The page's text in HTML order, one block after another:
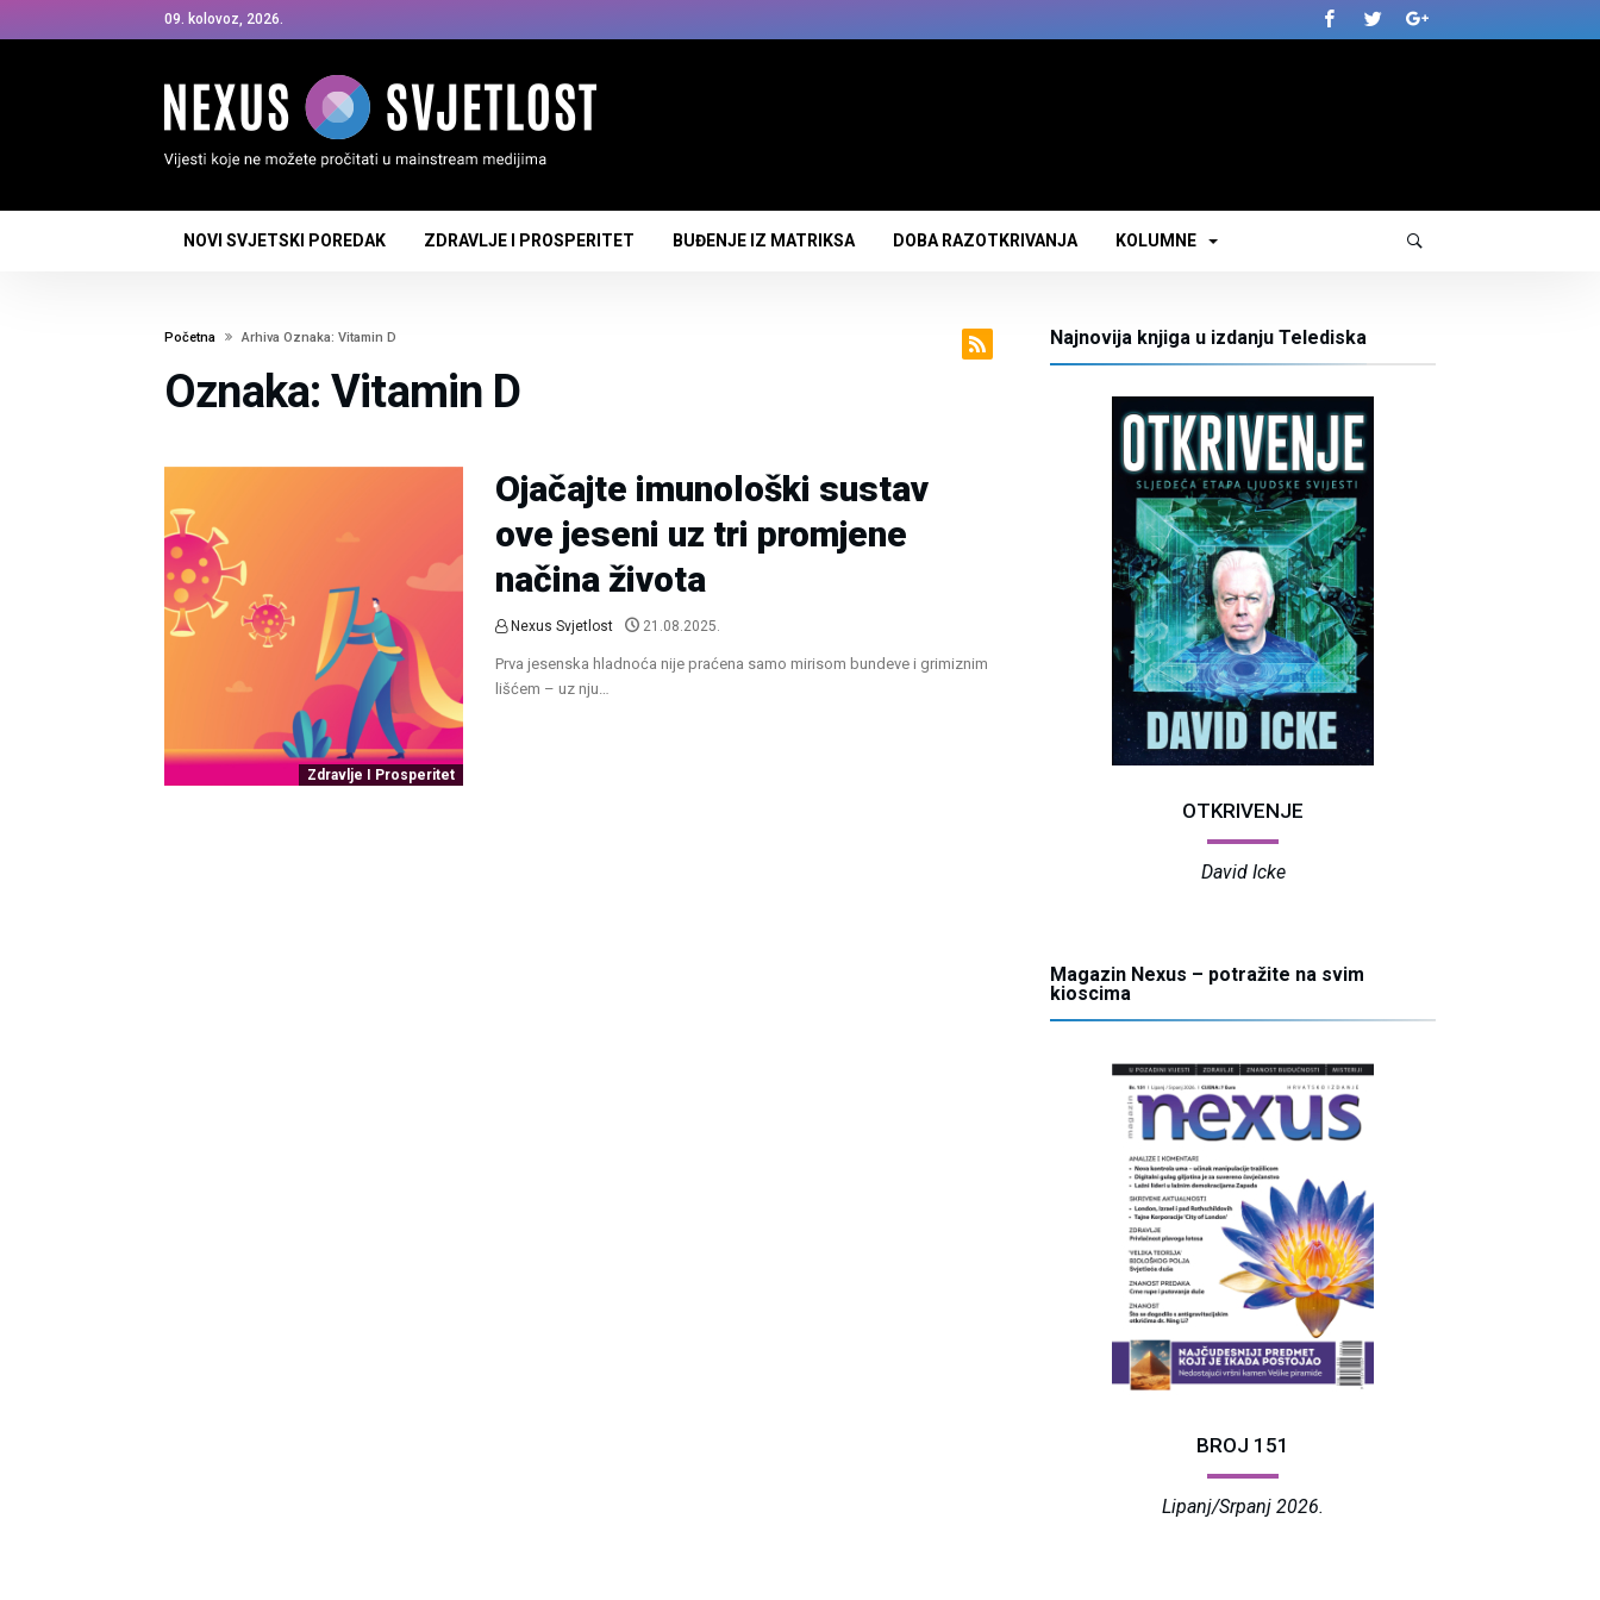
09. kolovoz, 2026.
NOVI SVJETSKI POREDAK ZDRAVLJE I PROSPERITET BUĐENJE IZ MATRIKSA DOBA RAZOTKRIVANJA KOLUMNE
Početna Arhiva Oznaka: Vitamin D
Oznaka: Vitamin D
Zdravlje I Prosperitet
Ojačajte imunološki sustav
ove jeseni uz tri promjene
načina života
Nexus Svjetlost 21.08.2025.
Prva jesenska hladnoća nije praćena samo mirisom bundeve i grimiznim
lišćem – uz nju…
Najnovija knjiga u izdanju Telediska
OTKRIVENJE
David Icke
Magazin Nexus – potražite na svim
kioscima
BROJ 151
Lipanj/Srpanj 2026.